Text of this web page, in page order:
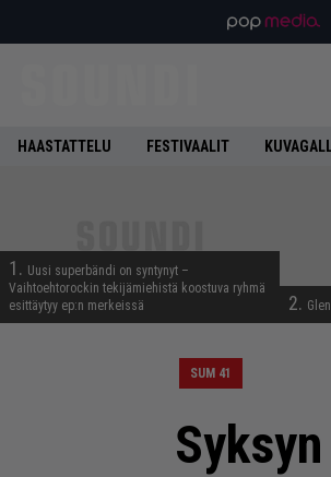
HAASTATTELU FESTIVAALIT
1. Uusi superbändi on syntynyt –
Vaihtoehtorockin tekijämiehistä koostuva ryhmä
esittäytyy ep:n merkeissä
2.
SUM 41